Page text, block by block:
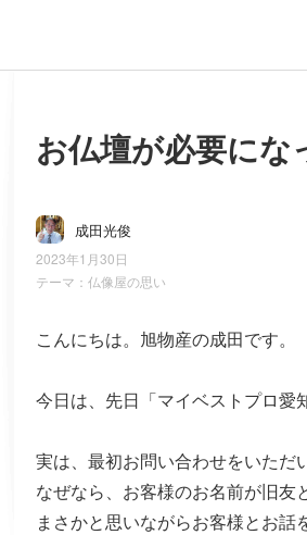
お仏壇が必要にな
成田光俊
2023年1月30日
テーマ： 仏像屋の思い
こんにちは。旭物産の成田です。
今日は、先日「マイベストプロ愛
実は、最初お問い合わせをいただ
なぜなら、お客様のお名前が旧友
まさかと思いながらお客様とお話